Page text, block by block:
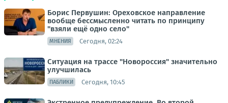
Борис Первушин: Ореховское направление
вообще бессмысленно читать по принципу
"взяли ещё одно село"
МНЕНИЯ Сегодня, 02:24
Ситуация на трассе "Новороссия" значительно
улучшилась
ПАБЛИКИ Сегодня, 10:45